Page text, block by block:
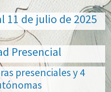
11 de julio de 2025
Presencial
presenciales y 4